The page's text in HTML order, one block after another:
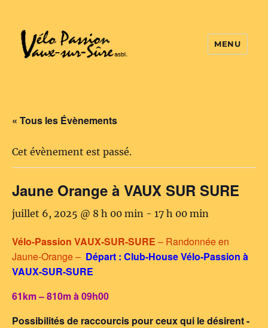
MENU
« Tous les Évènements
Cet évènement est passé.
Jaune Orange à VAUX SUR SURE
juillet 6, 2025 @ 8 h 00 min - 17 h 00 min
Vélo-Passion VAUX-SUR-SURE – Randonnée en
Jaune-Orange – Départ : Club-House Vélo-Passion à
VAUX-SUR-SURE
61km – 810m à 09h00
Possibilités de raccourcis pour ceux qui le désirent -